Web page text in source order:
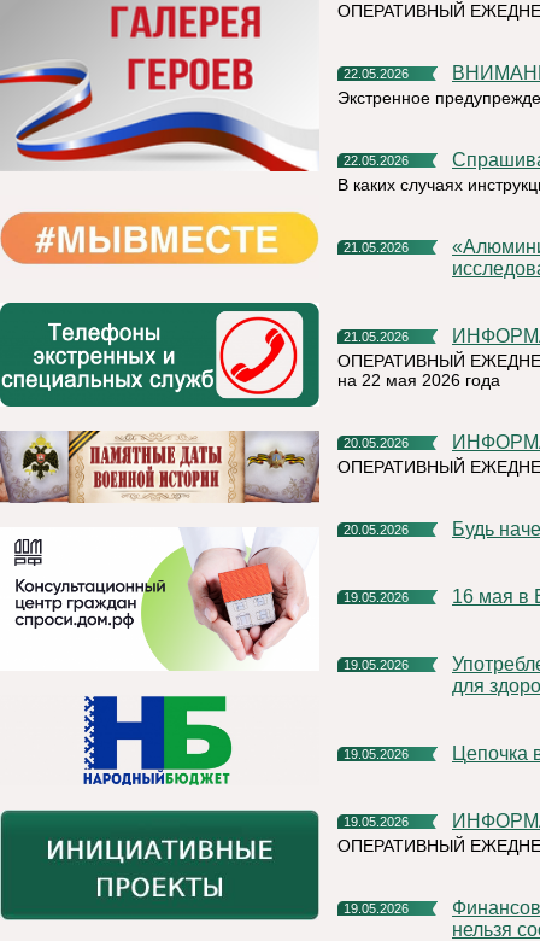
ОПЕРАТИВНЫЙ
22.05.2026
Экстренное
22.05.2026
В каких случаях
21.05.2026
«Алюминиевая азбука» на призы РУСАЛа выбрала лучшие
21.05.2026
ОПЕРАТИВНЫЙ
на 22 мая 2026 года
20.05.2026
ОПЕРАТИВНЫЙ
20.05.2026 Будь
19.05.2026 16 мая
19.05.2026
Употребление наркотических и психотропных веществ опасно
для
19.05.2026
19.05.2026
ОПЕРАТИВНЫЙ
19.05.2026
Финансовая грамотность: напоминаем, какую информацию
нельзя